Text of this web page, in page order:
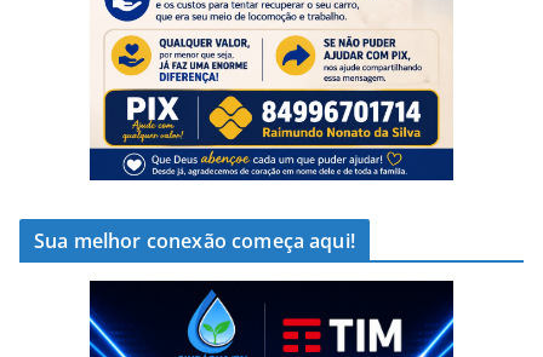
Sua melhor conexão começa aqui!